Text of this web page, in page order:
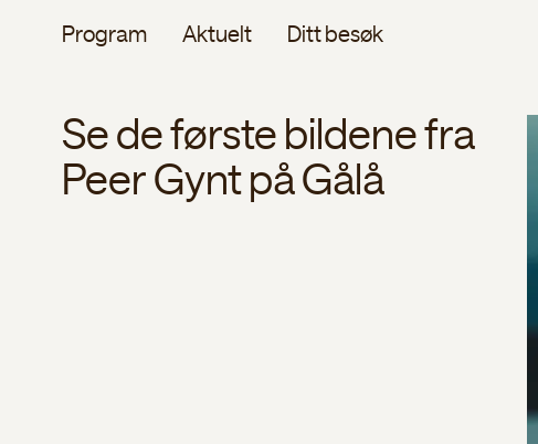
Program Aktuelt Ditt besøk
Se de første bildene fra
Peer Gynt på Gålå